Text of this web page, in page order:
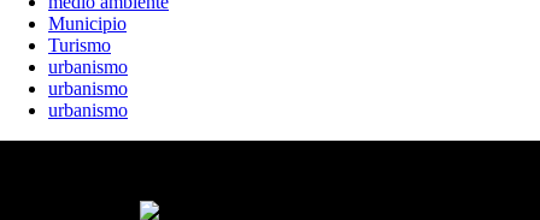
Municipio
Turismo
urbanismo
urbanismo
urbanismo